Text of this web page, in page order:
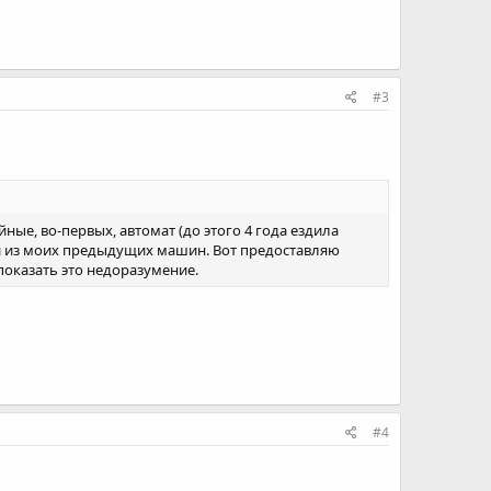
#3
во-первых, автомат (до этого 4 года ездила
из моих предыдущих машин. Вот предоставляю
это недоразумение.
#4